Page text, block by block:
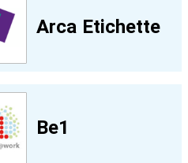
Arca Etichette
Be1